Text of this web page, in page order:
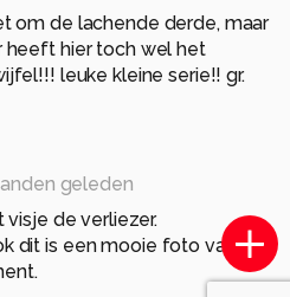
om de lachende derde, maar
heeft hier toch wel het
leuke kleine serie!! gr.
geleden
visje de verliezer.
dit is een mooie foto van